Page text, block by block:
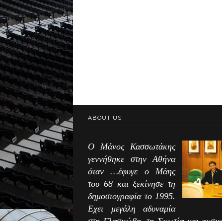
ABOUT US
Ο Μάνος Κασσωτάκης
γεννήθηκε στην Αθήνα
όταν …έφυγε ο Μάης
του 68 και ξεκίνησε τη
δημοσιογραφία το 1995.
Εχει μεγάλη αδυναμία